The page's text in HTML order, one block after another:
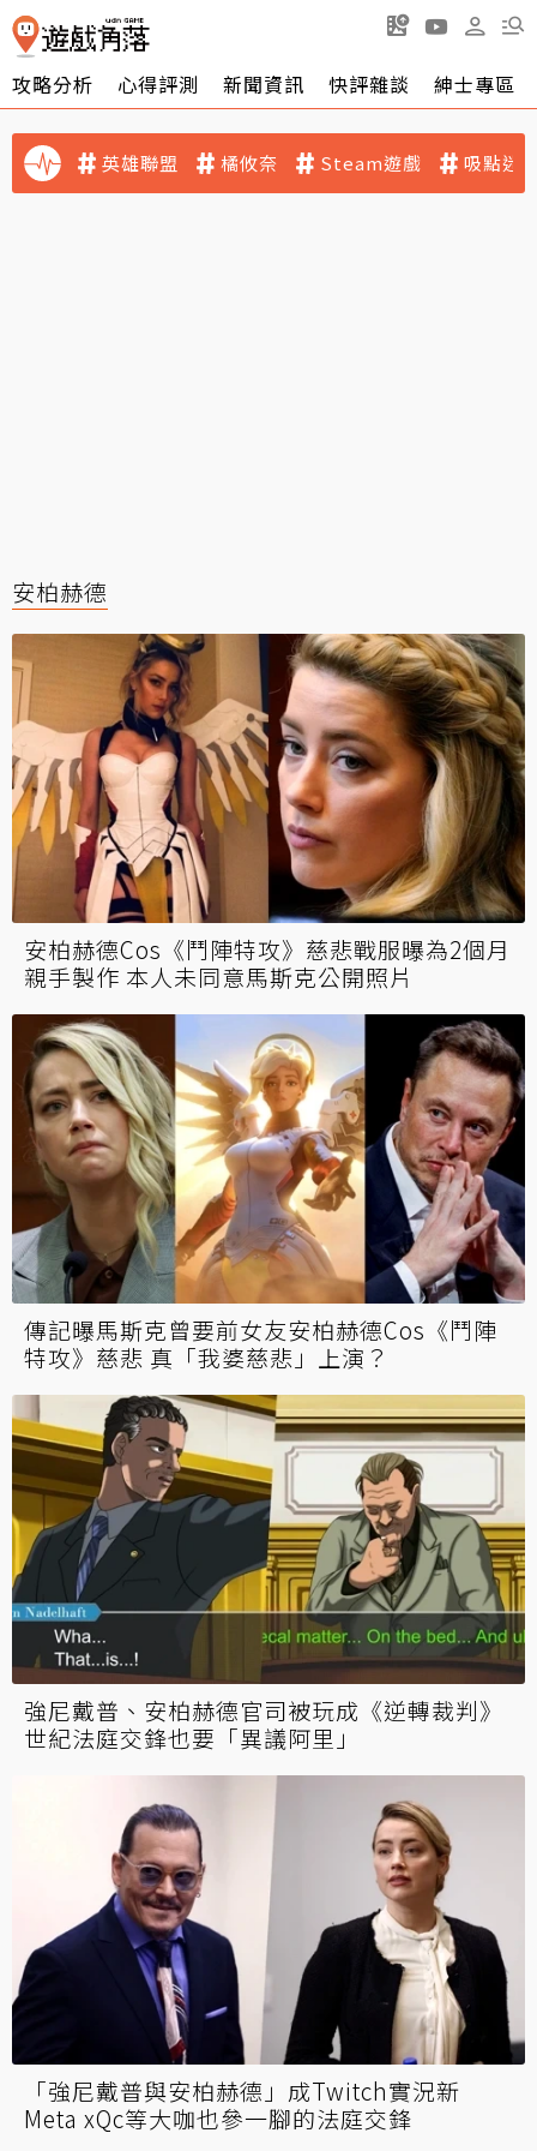
攻略分析 心得評測 新聞資訊 快評雜談 紳士專區
英雄聯盟 橘攸奈 Steam遊戲 吸點迷
安柏赫德
安柏赫德Cos《鬥陣特攻》慈悲戰服曝為2個月
親手製作 本人未同意馬斯克公開照片
傳記曝馬斯克曾要前女友安柏赫德Cos《鬥陣
特攻》慈悲 真「我婆慈悲」上演？
強尼戴普、安柏赫德官司被玩成《逆轉裁判》
世紀法庭交鋒也要「異議阿里」
「強尼戴普與安柏赫德」成Twitch實況新
Meta xQc等大咖也參一腳的法庭交鋒